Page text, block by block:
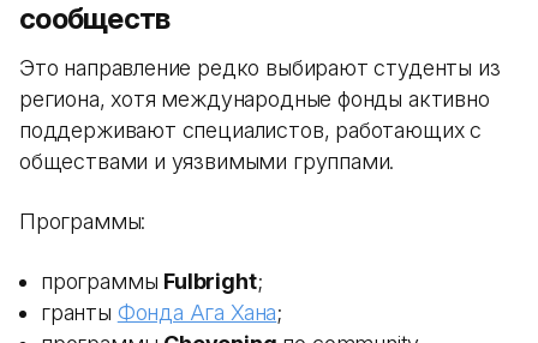
сообществ
Это направление редко выбирают студенты из
региона, хотя международные фонды активно
поддерживают специалистов, работающих с
обществами и уязвимыми группами.
Программы:
программы Fulbright;
гранты Фонда Ага Хана;